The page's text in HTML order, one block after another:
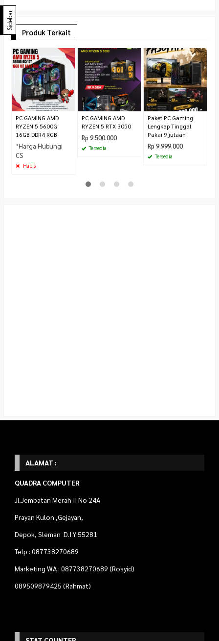
Produk Terkait
PC GAMING AMD
RYZEN 5 5600G
16GB DDR4 RGB
*Harga Hubungi
CS
Habis
PC GAMING AMD
RYZEN 5 RTX 3050
Rp 9.500.000
Tersedia
Paket PC Gaming
Lengkap Tinggal
Pakai 9 jutaan
Rp 9.999.000
Tersedia
Sidebar
ALAMAT :
QUADRA COMPUTER
Jl.Jembatan Merah II No 24A
Prayan Kulon ,Gejayan,
Depok, Sleman D.I.Y 55281
Telp : 087738270689
Marketing WA : 087738270689 (Rosyid)
089509879425 (Rahmat)